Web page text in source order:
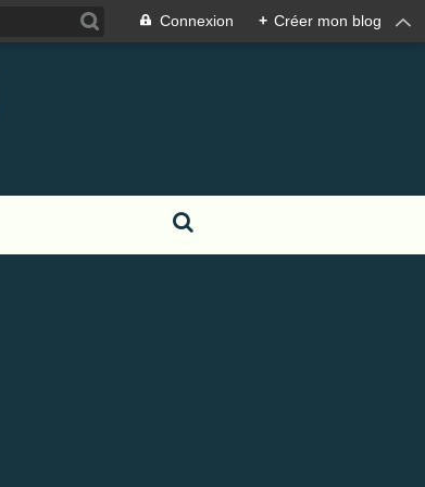
Connexion + Créer mon blog